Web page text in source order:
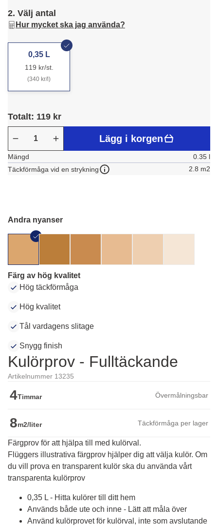
2. Välj antal
Hur mycket ska jag använda?
0,35 L
119 kr/st.
(340 kr/l)
Totalt: 119 kr
Lägg i korgen
Mängd
0.35 l
Täckförmåga vid en strykning
2.8 m2
Andra nyanser
Färg av hög kvalitet
Hög täckförmåga
Hög kvalitet
Tål vardagens slitage
Snygg finish
Kulörprov - Fulltäckande
Artikelnummer 13235
4Timmar Övermålningsbar
8m2/liter Täckförmåga per lager
Färgprov för att hjälpa till med kulörval.
Flüggers illustrativa färgprov hjälper dig att välja kulör. Om
du vill prova en transparent kulör ska du använda vårt
transparenta kulörprov
0,35 L - Hitta kulörer till ditt hem
Används både ute och inne - Lätt att måla över
Använd kulörprovet för kulörval, inte som avslutande